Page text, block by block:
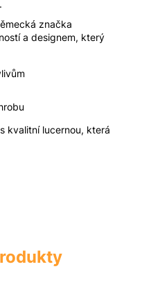
značka
a designem, který
kvalitní lucernou, která